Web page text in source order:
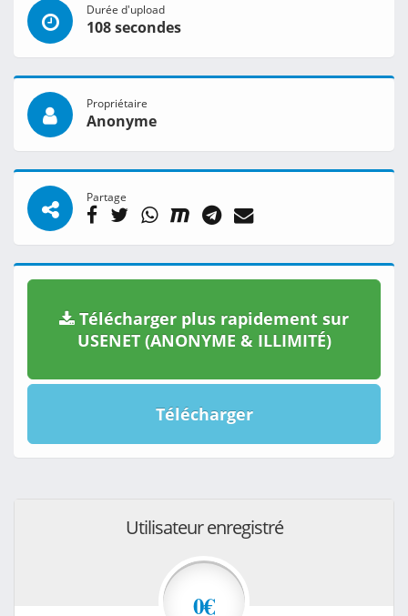
Durée d'upload
108 secondes
Propriétaire
Anonyme
Partage
Télécharger plus rapidement sur
USENET (ANONYME & ILLIMITÉ)
Télécharger
Utilisateur enregistré
0€